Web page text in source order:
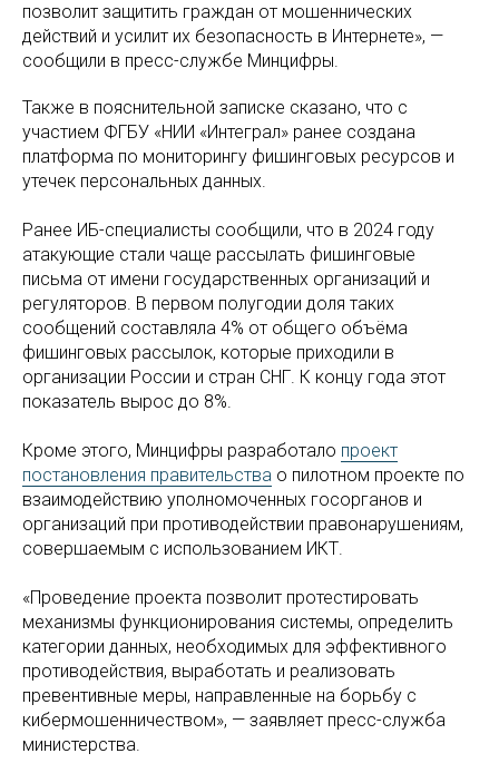
позволит защитить граждан от мошеннических
действий и усилит их безопасность в Интернете», —
сообщили в пресс-службе Минцифры.
Также в пояснительной записке сказано, что с
участием ФГБУ «НИИ «Интеграл» ранее создана
платформа по мониторингу фишинговых ресурсов и
утечек персональных данных.
Ранее ИБ-специалисты сообщили, что в 2024 году
атакующие стали чаще рассылать фишинговые
письма от имени государственных организаций и
регуляторов. В первом полугодии доля таких
сообщений составляла 4% от общего объёма
фишинговых рассылок, которые приходили в
организации России и стран СНГ. К концу года этот
показатель вырос до 8%.
Кроме этого, Минцифры разработало проект
постановления правительства о пилотном проекте по
взаимодействию уполномоченных госорганов и
организаций при противодействии правонарушениям,
совершаемым с использованием ИКТ.
«Проведение проекта позволит протестировать
механизмы функционирования системы, определить
категории данных, необходимых для эффективного
противодействия, выработать и реализовать
превентивные меры, направленные на борьбу с
кибермошенничеством», — заявляет пресс-служба
министерства.